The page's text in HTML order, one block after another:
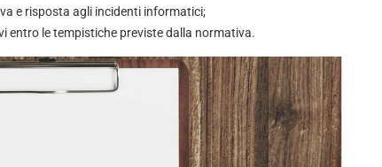
e risposta agli incidenti informatici;
entro le tempistiche previste dalla normativa.